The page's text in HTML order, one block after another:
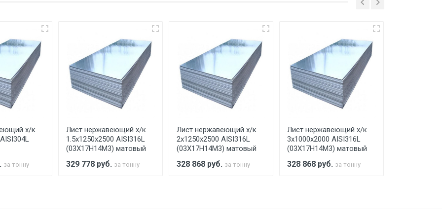
Центральный проезд 27. Погрузка производится только в открытую машину. Ручная
в размере, установленном поставщиком.
обязан обеспечить подъезные пути для разгружаемого а/м. На разгрузку автомобиля
индивидуально.
х/к
за тонну
Лист нержавеющий х/к
1.5х1250х2500 AISI316L
(03Х17Н14М3) матовый
329 778 руб. за тонну
Лист нержавеющий х/к
2х1250х2500 AISI316L
(03Х17Н14М3) матовый
328 868 руб. за тонну
Лист нержавеющий х/к
3х1000х2000 AISI316L
(03Х17Н14М3) матовый
328 868 руб. за тонну